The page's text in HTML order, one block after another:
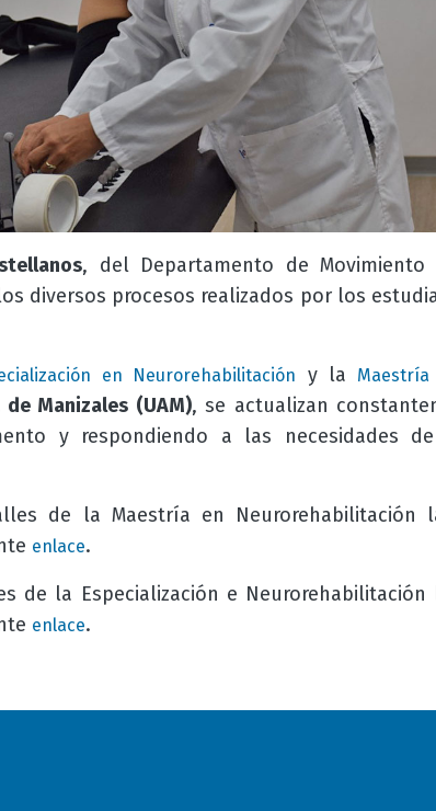
, del Departamento de
diversos procesos realizados por los
en Neurorehabilitación y la
Manizales (UAM), se actualizan
y respondiendo a las necesidades
de la Maestría en Neurorehabilitación
enlace.
de la Especialización e
enlace.